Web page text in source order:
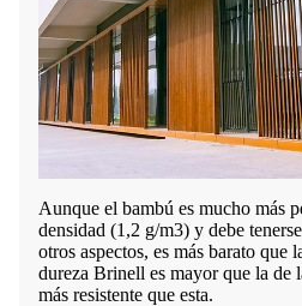
Aunque el bambú es mucho más
densidad (1,2 g/m3) y debe
otros aspectos, es más barato que
dureza Brinell es mayor que la de
más resistente que esta.